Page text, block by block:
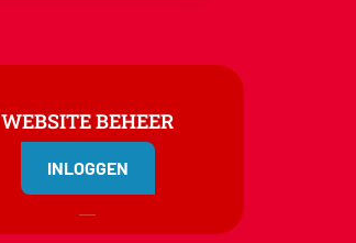
WEBSITE BEHEER
INLOGGEN